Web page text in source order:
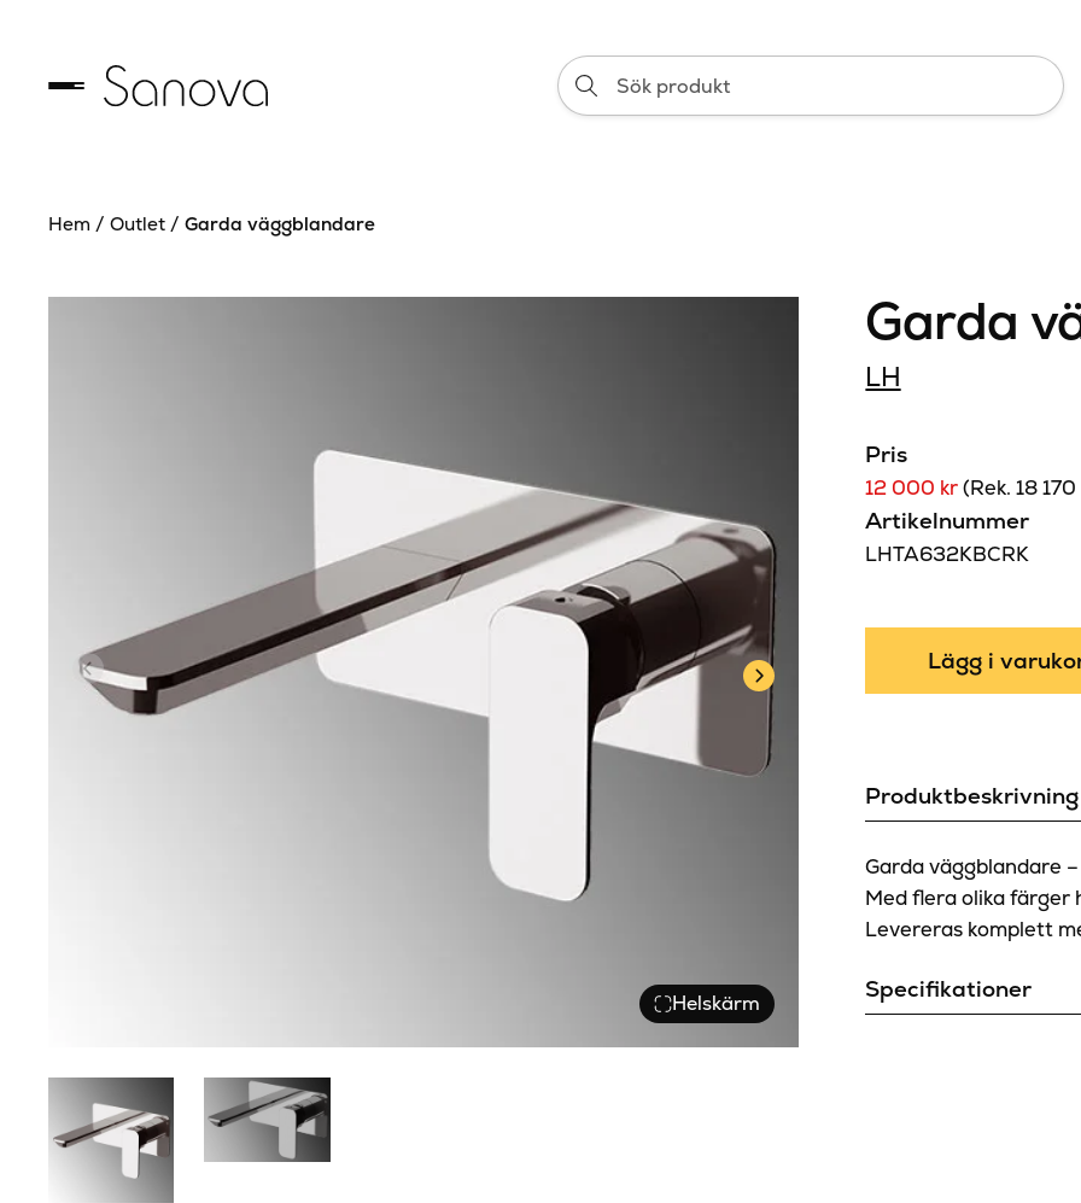
Sök
produkt
Hem / Outlet / Garda väggblandare
Helskärm
Garda
LH
Pris
12 000 kr(Rek. 18
Artikelnummer
LHTA632KBCRK
Lägg i
Produktbeskrivning
Garda väggblandare
Med flera olika färger
Levereras komplett
Specifikationer